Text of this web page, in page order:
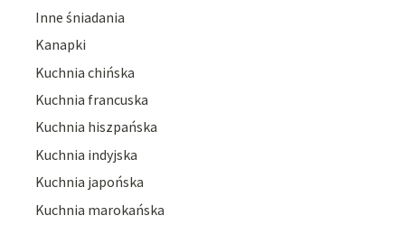
Inne śniadania
Kanapki
Kuchnia chińska
Kuchnia francuska
Kuchnia hiszpańska
Kuchnia indyjska
Kuchnia japońska
Kuchnia marokańska